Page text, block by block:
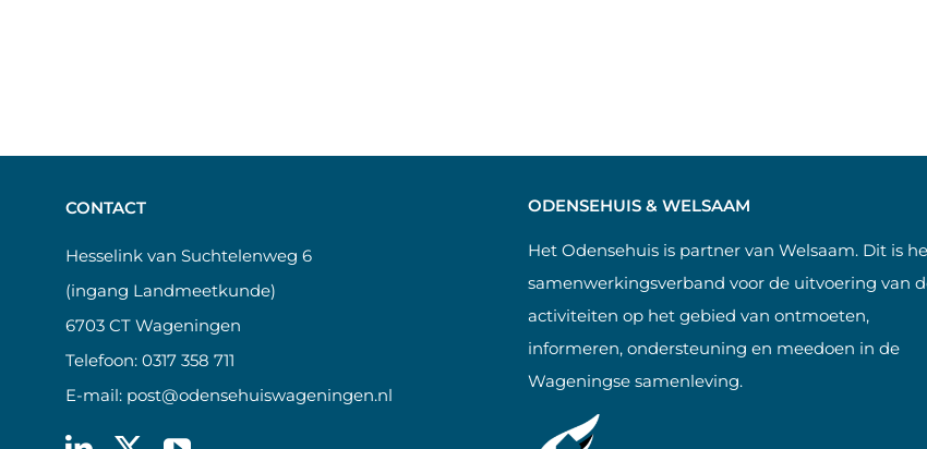
CONTACT
Hesselink van Suchtelenweg 6
(ingang Landmeetkunde)
6703 CT Wageningen
Telefoon: 0317 358 711
E-mail: post@odensehuiswageningen.nl
ODENSEHUIS & WELSAAM
Het Odensehuis is partner van Welsaam. Dit is
samenwerkingsverband voor de uitvoering van
activiteiten op het gebied van ontmoeten,
informeren, ondersteuning en meedoen in de
Wageningse samenleving.